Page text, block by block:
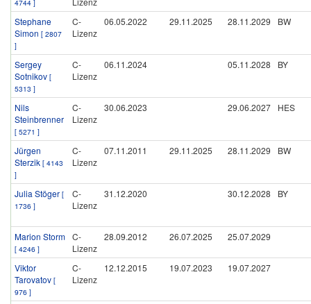
4744 ]
Stephane
Simon [ 2807
]
C-
Lizenz
06.05.2022 29.11.2025 28.11.2029 BW
Sergey
Sotnikov [
5313 ]
C-
Lizenz
06.11.2024 05.11.2028 BY
Nils
Steinbrenner
[ 5271 ]
C-
Lizenz
30.06.2023 29.06.2027 HES
Jürgen
Sterzik [ 4143
]
C-
Lizenz
07.11.2011 29.11.2025 28.11.2029 BW
Julia Stöger [
1736 ]
C-
Lizenz
31.12.2020 30.12.2028 BY
Marion Storm
[ 4246 ]
C-
Lizenz
28.09.2012 26.07.2025 25.07.2029
Viktor
Tarovatov [
976 ]
C-
Lizenz
12.12.2015 19.07.2023 19.07.2027